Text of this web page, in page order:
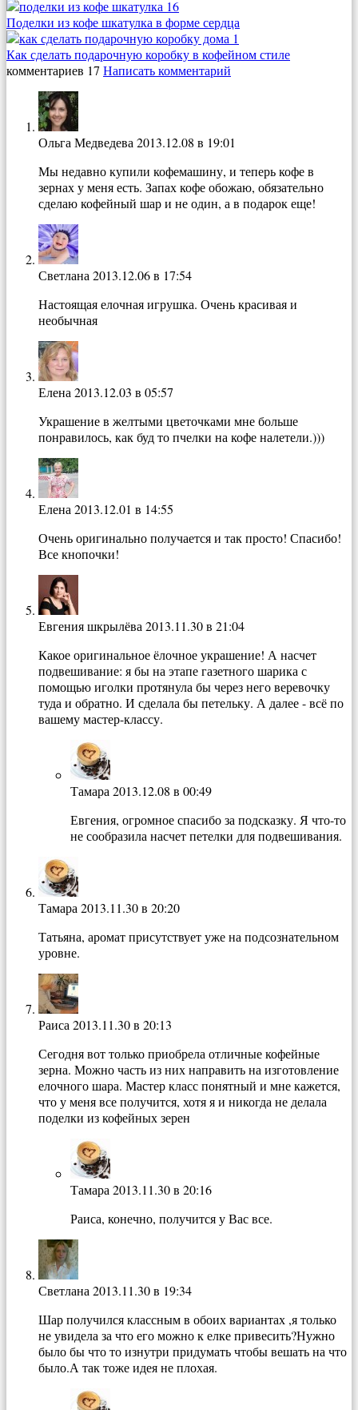
Поделки из кофе шкатулка в форме сердца
Как сделать подарочную коробку в кофейном стиле
комментариев 17 Написать комментарий
Ольга Медведева2013.12.08 в 19:01
Мы недавно купили кофемашину, и теперь кофе в
зернах у меня есть. Запах кофе обожаю, обязательно
сделаю кофейный шар и не один, а в подарок еще!
Светлана2013.12.06 в 17:54
Настоящая елочная игрушка. Очень красивая и
необычная
Елена2013.12.03 в 05:57
Украшение в желтыми цветочками мне больше
понравилось, как буд то пчелки на кофе налетели.)))
Елена2013.12.01 в 14:55
Очень оригинально получается и так просто! Спасибо!
Все кнопочки!
Евгения шкрылёва2013.11.30 в 21:04
Какое оригинальное ёлочное украшение! А насчет
подвешивание: я бы на этапе газетного шарика с
помощью иголки протянула бы через него веревочку
туда и обратно. И сделала бы петельку. А далее - всё по
вашему мастер-классу.
Тамара2013.12.08 в 00:49
Евгения, огромное спасибо за подсказку. Я что-то
не сообразила насчет петелки для подвешивания.
Тамара2013.11.30 в 20:20
Татьяна, аромат присутствует уже на подсознательном
уровне.
Раиса2013.11.30 в 20:13
Сегодня вот только приобрела отличные кофейные
зерна. Можно часть из них направить на изготовление
елочного шара. Мастер класс понятный и мне кажется,
что у меня все получится, хотя я и никогда не делала
поделки из кофейных зерен
Тамара2013.11.30 в 20:16
Раиса, конечно, получится у Вас все.
Светлана2013.11.30 в 19:34
Шар получился классным в обоих вариантах ,я только
не увидела за что его можно к елке привесить?Нужно
было бы что то изнутри придумать чтобы вешать на что
было.А так тоже идея не плохая.